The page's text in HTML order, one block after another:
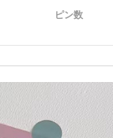
ピン数